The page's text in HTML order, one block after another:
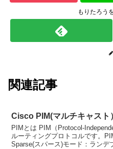
もりたろう
関連記事
Cisco PIM(マルチキャスト
PIMとは PIM（Protocol-
ルーティングプロトコルです。
Sparse(スパース)モード：ランデ